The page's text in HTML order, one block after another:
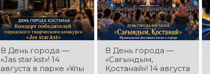
В День города —
«Jas star.kst»! 14
августа в парке «Ұлы
В День города —
«Сағындым,
Қостанай»! 14 августа